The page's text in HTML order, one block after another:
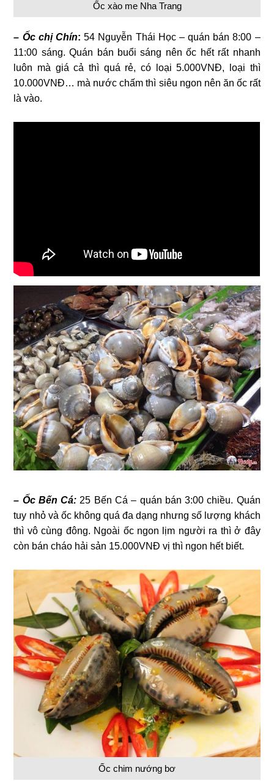
Ốc xào me Nha Trang
– Ốc chị Chín: 54 Nguyễn Thái Học – quán bán 8:00 –
11:00 sáng. Quán bán buổi sáng nên ốc hết rất nhanh
luôn mà giá cả thì quá rẻ, có loại 5.000VNĐ, loại thì
10.000VNĐ… mà nước chấm thì siêu ngon nên ăn ốc rất
là vào.
– Ốc Bến Cá: 25 Bến Cá – quán bán 3:00 chiều. Quán
tuy nhỏ và ốc không quá đa dạng nhưng số lượng khách
thì vô cùng đông. Ngoài ốc ngon lịm người ra thì ở đây
còn bán cháo hải sản 15.000VNĐ vị thì ngon hết biết.
Ốc chim nướng bơ